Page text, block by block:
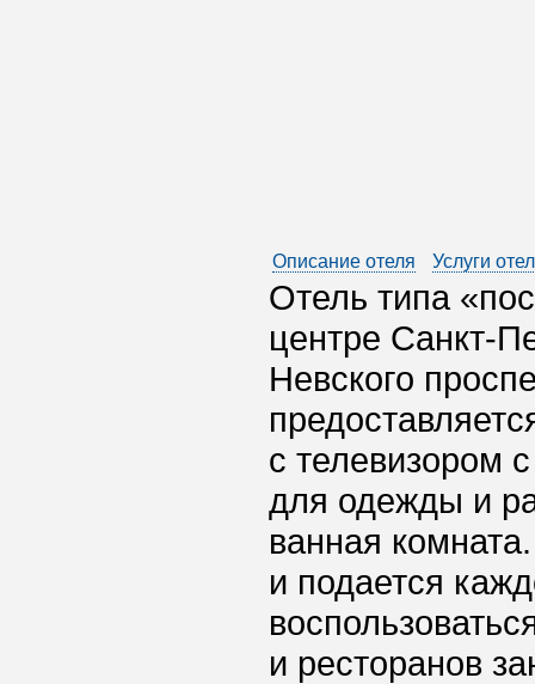
Описание отеля Услуги
Отель типа
центре Санкт-
Невского
с телевизором
для одежды и
ванная
и подается
и ресторанов